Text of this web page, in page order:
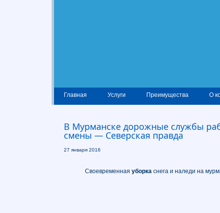
Главная Услуги Преимущества О
В Мурманске дорожные службы
смены — Северская правда
27 января 2016
Своевременная уборка снега и наледи на